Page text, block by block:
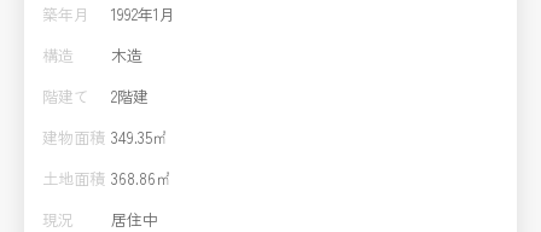
築年月
1992年1月
構造
木造
階建て
2階建
建物面積 349.35㎡
土地面積 368.86㎡
現況
居住中